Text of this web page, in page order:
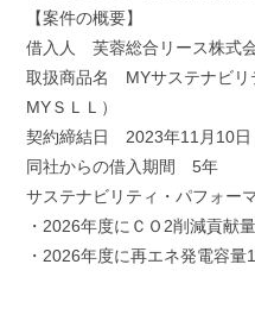
【案件の概要】
借入人 芙蓉総合リース株式
取扱商品名 MYサステナビリ
MYＳＬＬ）
契約締結日 2023年11月10日
同社からの借入期間 5年
サステナビリティ・パフォー
・2026年度にＣＯ2削減貢献
・2026年度に再エネ発電容量